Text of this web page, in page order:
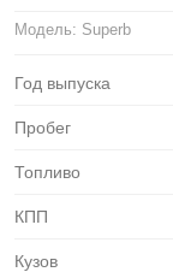
Модель: Superb
Год выпуска
Пробег
Топливо
КПП
Кузов